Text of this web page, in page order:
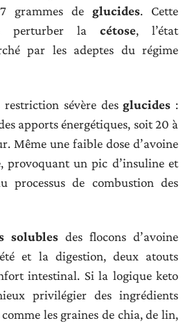
grammes de glucides. Cette
perturber la cétose, l’état
par les adeptes du régime
restriction sévère desglucides :
apports énergétiques, soit 20 à
Même une faible dose d’avoine
provoquant un pic d’insuline et
processus de combustion des
solubles des flocons d’avoine
et la digestion, deux atouts
intestinal. Si la logique keto
privilégier des ingrédients
les graines de chia, de lin,